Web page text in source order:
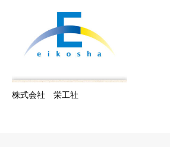
株式会社 栄工社